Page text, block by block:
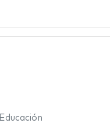
Educación